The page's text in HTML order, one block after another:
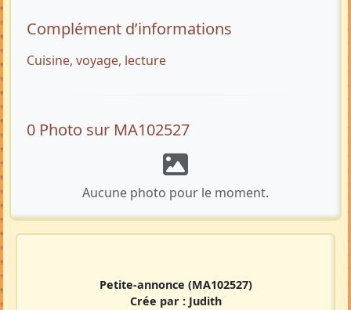
Complément d’informations
Cuisine, voyage, lecture
0 Photo sur MA102527
Aucune photo pour le moment.
Petite-annonce (MA102527)
Crée par : Judith